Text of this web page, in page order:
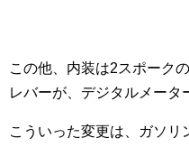
この他、内装は2スポーク
レバーが、デジタルメータ
こういった変更は、ガソ